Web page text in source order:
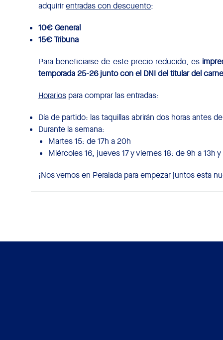
adquirirentradas con descuento:
10€ General
15€ Tribuna
Para beneficiarse de este precio reducido, es
temporada 25-26 junto con el DNI del titular del
Horarios para comprar las entradas:
Día de partido: las taquillas abrirán dos horas antes
Durante la semana:
Martes 15: de 17h a 20h
Miércoles 16, jueves 17 y viernes 18: de 9h a 13h
¡Nos vemos en Peralada para empezar juntos esta